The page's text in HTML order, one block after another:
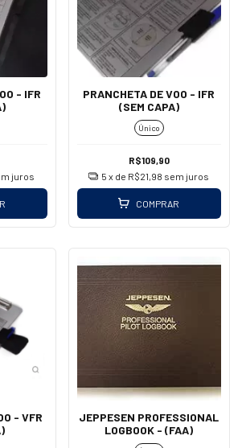
- IFR
juros
PRANCHETA DE VOO - IFR
(SEM CAPA)
Único
R$109,90
5 x de R$21,98 sem juros
COMPRAR
- VFR
JEPPESEN PROFESSIONAL
LOGBOOK - (FAA)